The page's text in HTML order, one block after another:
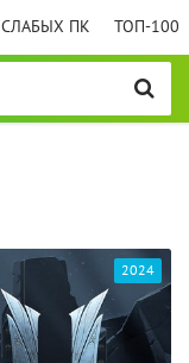
ПК ТОП-100
2024